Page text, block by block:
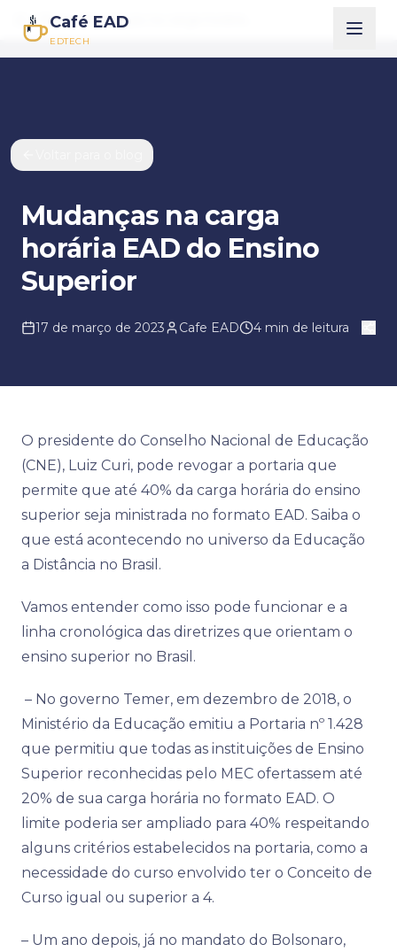
Café EAD
EDTECH
InícioBlog
Mudanças na carga
horária EAD do Ensino
Superior
17 de março de 2023 Cafe EAD 4 min de leitura
O presidente do Conselho Nacional de Educação
(CNE), Luiz Curi, pode revogar a portaria que
permite que até 40% da carga horária do ensino
superior seja ministrada no formato EAD. Saiba o
que está acontecendo no universo da Educação
a Distância no Brasil.
Vamos entender como isso pode funcionar e a
linha cronológica das diretrizes que orientam o
ensino superior no Brasil.
– No governo Temer, em dezembro de 2018, o
Ministério da Educação emitiu a Portaria nº 1.428
que permitiu que todas as instituições de Ensino
Superior reconhecidas pelo MEC ofertassem até
20% de sua carga horária no formato EAD. O
limite poderia ser ampliado para 40% respeitando
alguns critérios estabelecidos na portaria, como a
necessidade do curso envolvido ter o Conceito de
Curso igual ou superior a 4.
– Um ano depois, já no mandato do Bolsonaro,